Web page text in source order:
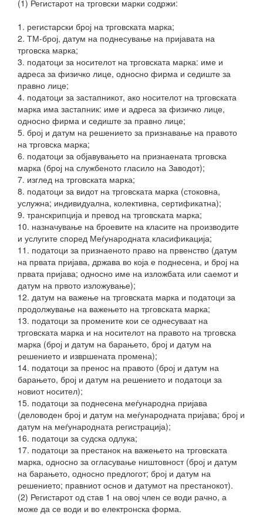
(1) Регистарот на трговски марки содржи:
1. регистарски број на трговската марка;
2. ТМ-број, датум на поднесување на пријавата на
трговска марка;
3. податоци за носителот на трговската марка: име и
адреса за физичко лице, односно фирма и седиште за
правно лице;
4. податоци за застапникот, ако носителот на трговската
марка има застапник: име и адреса за физичко лице,
односно фирма и седиште за правно лице;
5. број и датум на решението за признавање на правото
на трговска марка;
6. податоци за објавувањето на признаената трговска
марка (број на службеното гласило на Заводот);
7. изглед на трговската марка;
8. податоци за видот на трговската марка (стоковна,
услужна; индивидуална, колективна, сертификатна);
9. транскрипција и превод на трговската марка;
10. назначување на броевите на класите на производите
и услугите според Меѓународната класификација;
11. податоци за признаеното право на првенство (датум
на првата пријава, држава во која е поднесена, и број на
првата пријава; односно име на изложбата или саемот и
датум на првото изложување);
12. датум на важење на трговската марка и податоци за
продолжување на важењето на трговската марка;
13. податоци за промените кои се однесуваат на
трговската марка и на носителот на правото на трговска
марка (број и датум на барањето, број и датум на
решението и извршената промена);
14. податоци за пренос на правото (број и датум на
барањето, број и датум на решението и податоци за
новиот носител);
15. податоци за поднесена меѓународна пријава
(деловоден број и датум на меѓународната пријава; број и
датум на меѓународната регистрација);
16. податоци за судска одлука;
17. податоци за престанок на важењето на трговската
марка, односно за огласување ништовност (број и датум
на барањето, односно предлогот; број и датум на
решението; правниот основ и датумот на престанокот).
(2) Регистарот од став 1 на овој член се води рачно, а
може да се води и во електронска форма.